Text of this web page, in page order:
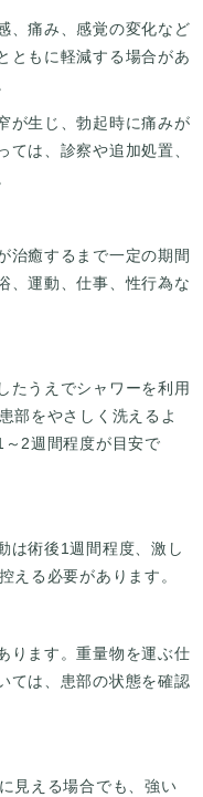
、痛み、感覚の変化など
ともに軽減する場合があ
が生じ、勃起時に痛みが
は、診察や追加処置、
治癒するまで一定の期間
、運動、仕事、性行為な
たうえでシャワーを利用
部をやさしく洗えるよ
2週間程度が目安で
は術後1週間程度、激し
える必要があります。
ります。重量物を運ぶ仕
ては、患部の状態を確認
見える場合でも、強い